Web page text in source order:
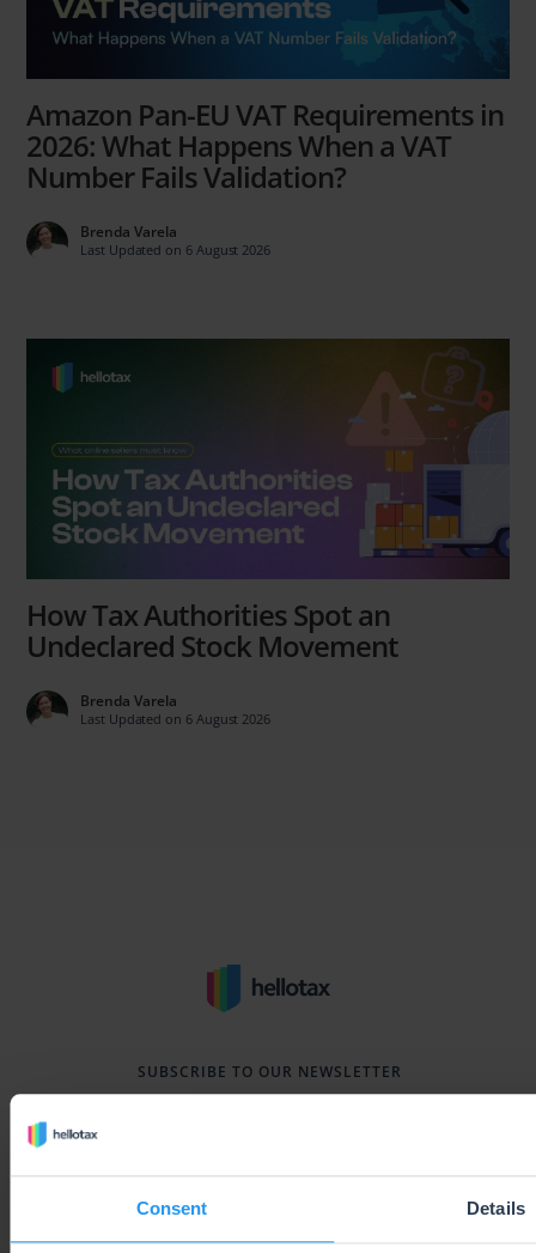
Consent Details
Amazon Pan-EU VAT Requirements in
2026: What Happens When a VAT
Number Fails Validation?
Brenda Varela
Last Updated on 6 August 2026
How Tax Authorities Spot an
Undeclared Stock Movement
Brenda Varela
Last Updated on 6 August 2026
SUBSCRIBE TO OUR NEWSLETTER